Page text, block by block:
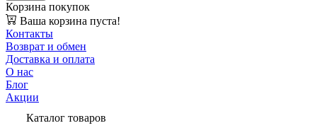
Корзина покупок
Ваша корзина пуста!
Контакты
Возврат и обмен
Доставка и оплата
О нас
Блог
Акции
Каталог товаров